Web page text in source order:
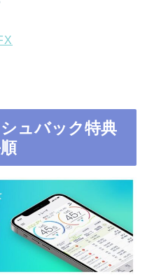
ュバック特典